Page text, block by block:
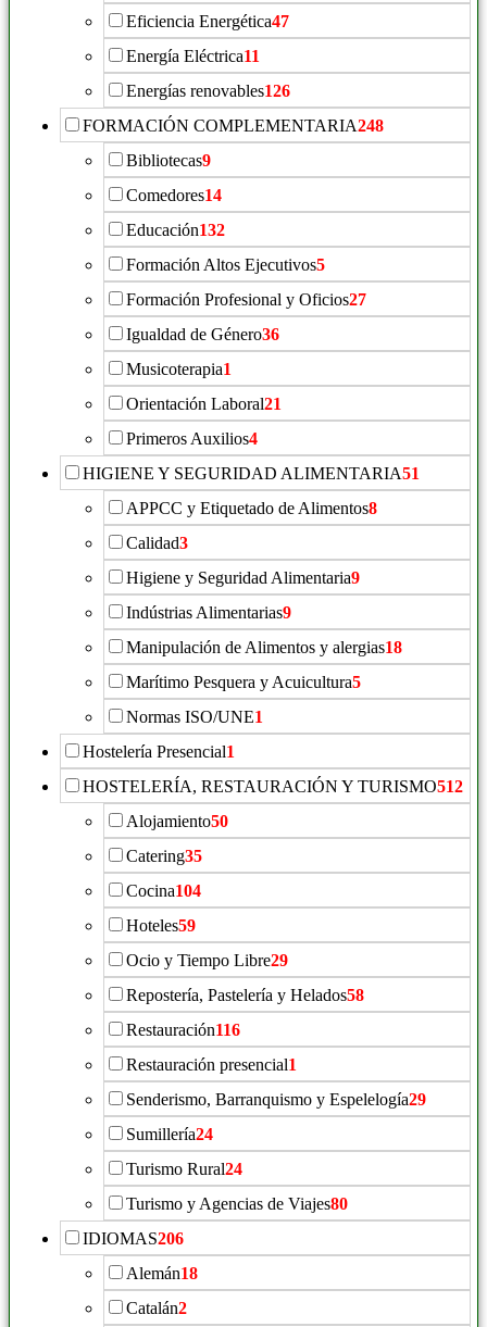
Eficiencia Energética47
Energía Eléctrica11
Energías renovables126
FORMACIÓN COMPLEMENTARIA248
Bibliotecas9
Comedores14
Educación132
Formación Altos Ejecutivos5
Formación Profesional y Oficios27
Igualdad de Género36
Musicoterapia1
Orientación Laboral21
Primeros Auxilios4
HIGIENE Y SEGURIDAD ALIMENTARIA51
APPCC y Etiquetado de Alimentos8
Calidad3
Higiene y Seguridad Alimentaria9
Indústrias Alimentarias9
Manipulación de Alimentos y alergias18
Marítimo Pesquera y Acuicultura5
Normas ISO/UNE1
Hostelería Presencial1
HOSTELERÍA, RESTAURACIÓN Y TURISMO512
Alojamiento50
Catering35
Cocina104
Hoteles59
Ocio y Tiempo Libre29
Repostería, Pastelería y Helados58
Restauración116
Restauración presencial1
Senderismo, Barranquismo y Espelelogía29
Sumillería24
Turismo Rural24
Turismo y Agencias de Viajes80
IDIOMAS206
Alemán18
Catalán2